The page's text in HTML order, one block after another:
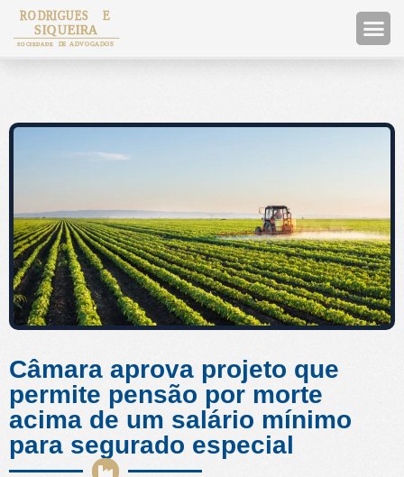
Câmara aprova projeto que
permite pensão por morte
acima de um salário mínimo
para segurado especial